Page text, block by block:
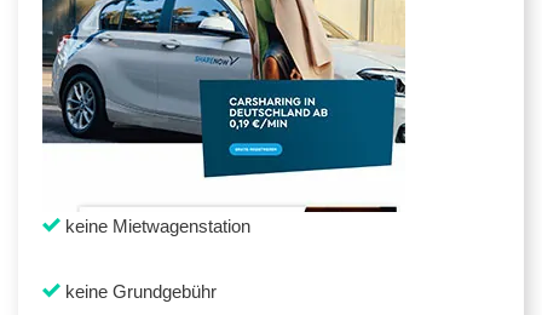
keine Mietwagenstation
keine Grundgebühr